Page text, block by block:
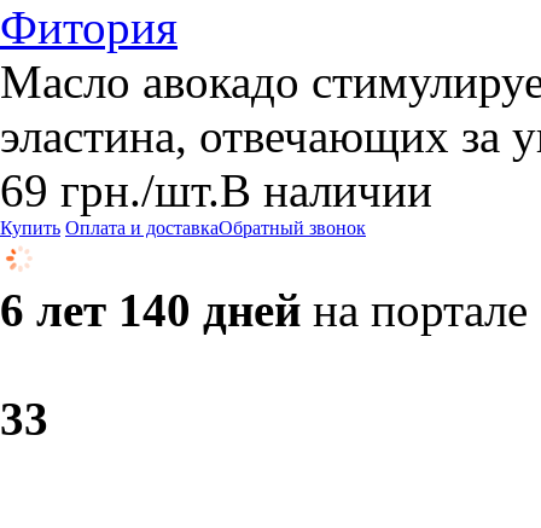
Фитория
Масло авокадо
эластина, отвечающих за
69 грн./шт.В наличии
Купить Оплата и доставкаОбратный звонок
6 лет 140 дней на портале
33